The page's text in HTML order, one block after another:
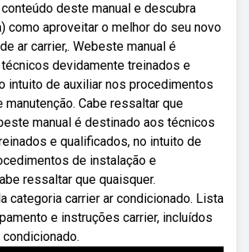
deste manual e descubra
como aproveitar o melhor do seu novo
ar carrier,. Webeste manual é
devidamente treinados e
intuito de auxiliar nos procedimentos
manutenção. Cabe ressaltar que
manual é destinado aos técnicos
e qualificados, no intuito de
de instalação e
ressaltar que quaisquer.
categoria carrier ar condicionado. Lista
e instruções carrier, incluídos